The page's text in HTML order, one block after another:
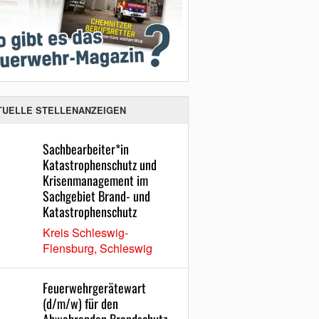
STELLENANZEIGEN
Sachbearbeiter*in
Katastrophenschutz und
Krisenmanagement im
Sachgebiet Brand- und
Katastrophenschutz
Kreis Schleswig-
Flensburg, Schleswig
Feuerwehrgerätewart
(d/m/w) für den